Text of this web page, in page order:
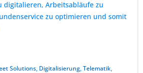
digitalieren, Arbeitsabläufe zu
zu optimieren und somit
Solutions, Digitalisierung,Telematik,